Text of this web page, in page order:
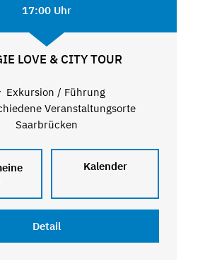
17:00 Uhr
LOVE & CITY TOUR
Exkursion / Führung
Veranstaltungsorte
Saarbrücken
Kalender
Detail